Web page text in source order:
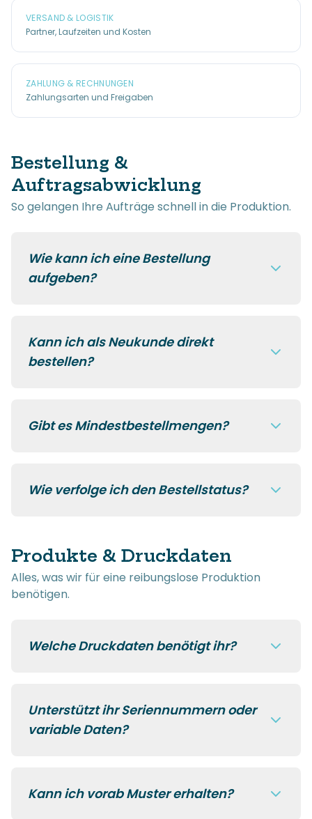
VERSAND & LOGISTIK
Partner, Laufzeiten und Kosten
ZAHLUNG & RECHNUNGEN
Zahlungsarten und Freigaben
Bestellung &
Auftragsabwicklung
So gelangen Ihre Aufträge schnell in die Produktion.
Wie kann ich eine Bestellung
aufgeben?
Kann ich als Neukunde direkt
bestellen?
Gibt es Mindestbestellmengen?
Wie verfolge ich den Bestellstatus?
Produkte & Druckdaten
Alles, was wir für eine reibungslose Produktion
benötigen.
Welche Druckdaten benötigt ihr?
Unterstützt ihr Seriennummern oder
variable Daten?
Kann ich vorab Muster erhalten?